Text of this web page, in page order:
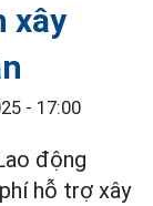
xây
- 17:00
động
hỗ trợ xây